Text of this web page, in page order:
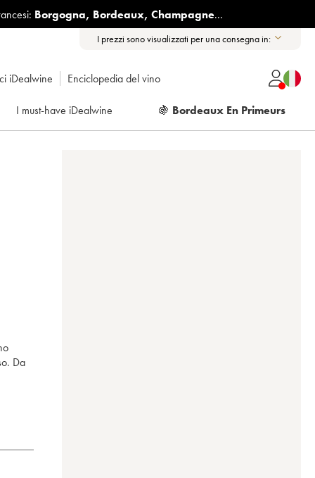
Borgogna, Bordeaux, Champagne...
I prezzi sono visualizzati per una consegna in:
iDealwine Enciclopedia del vino
I must-have iDealwine 🍇 Bordeaux En Primeurs
Da